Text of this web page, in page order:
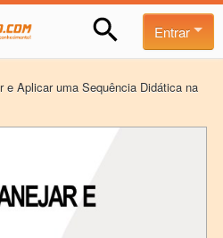
Entrar
e Aplicar uma Sequência Didática na